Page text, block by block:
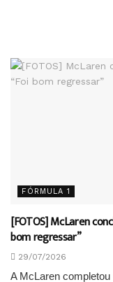
FÓRMULA 1
[FOTOS] McLaren
bom regressar”
29/07/2026
A McLaren